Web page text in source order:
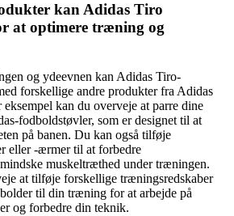
kan Adidas Tiro
at optimere træning og
og ydeevnen kan Adidas Tiro-
forskellige andre produkter fra Adidas
kan du overveje at parre dine
fodboldstøvler, som er designet til at
på banen. Du kan også tilføje
eller -ærmer til at forbedre
muskeltræthed under træningen.
at tilføje forskellige træningsredskaber
til din træning for at arbejde på
og forbedre din teknik.